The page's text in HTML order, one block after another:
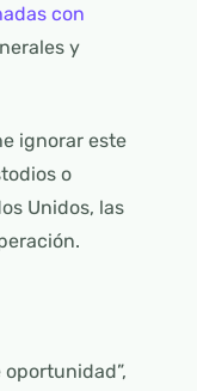
con
y
ignorar este
o
Unidos, las